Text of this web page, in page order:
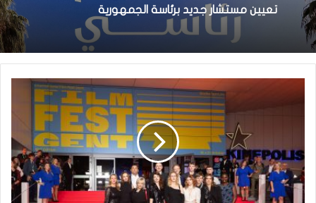
تعيين مستشار جديد برئاسة الجمهورية